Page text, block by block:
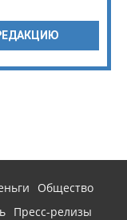
Общество
Пресс-релизы